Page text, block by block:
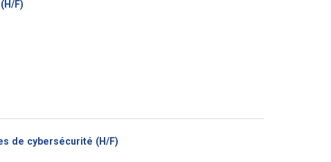
F)
de cybersécurité (H/F)